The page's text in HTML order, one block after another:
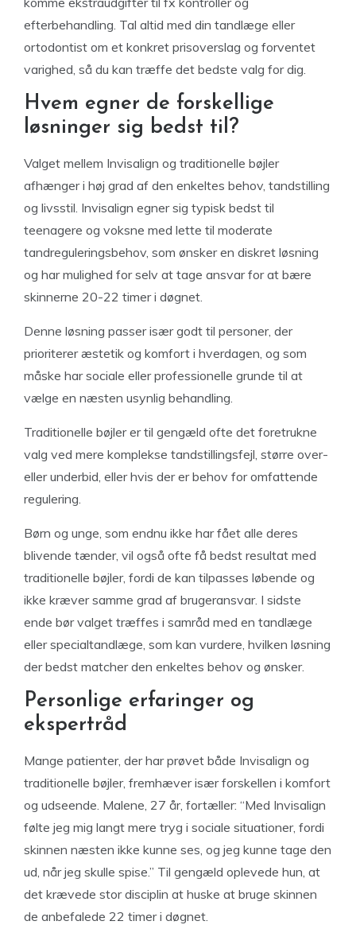
efterbehandling. Tal altid med din tandlæge eller
ortodontist om et konkret prisoverslag og forventet
varighed, så du kan træffe det bedste valg for dig.
Hvem egner de forskellige
løsninger sig bedst til?
Valget mellem Invisalign og traditionelle bøjler
afhænger i høj grad af den enkeltes behov, tandstilling
og livsstil. Invisalign egner sig typisk bedst til
teenagere og voksne med lette til moderate
tandreguleringsbehov, som ønsker en diskret løsning
og har mulighed for selv at tage ansvar for at bære
skinnerne 20-22 timer i døgnet.
Denne løsning passer især godt til personer, der
prioriterer æstetik og komfort i hverdagen, og som
måske har sociale eller professionelle grunde til at
vælge en næsten usynlig behandling.
Traditionelle bøjler er til gengæld ofte det foretrukne
valg ved mere komplekse tandstillingsfejl, større over-
eller underbid, eller hvis der er behov for omfattende
regulering.
Børn og unge, som endnu ikke har fået alle deres
blivende tænder, vil også ofte få bedst resultat med
traditionelle bøjler, fordi de kan tilpasses løbende og
ikke kræver samme grad af brugeransvar. I sidste
ende bør valget træffes i samråd med en tandlæge
eller specialtandlæge, som kan vurdere, hvilken løsning
der bedst matcher den enkeltes behov og ønsker.
Personlige erfaringer og
ekspertråd
Mange patienter, der har prøvet både Invisalign og
traditionelle bøjler, fremhæver især forskellen i komfort
og udseende. Malene, 27 år, fortæller: “Med Invisalign
følte jeg mig langt mere tryg i sociale situationer, fordi
skinnen næsten ikke kunne ses, og jeg kunne tage den
ud, når jeg skulle spise.” Til gengæld oplevede hun, at
det krævede stor disciplin at huske at bruge skinnen
de anbefalede 22 timer i døgnet.